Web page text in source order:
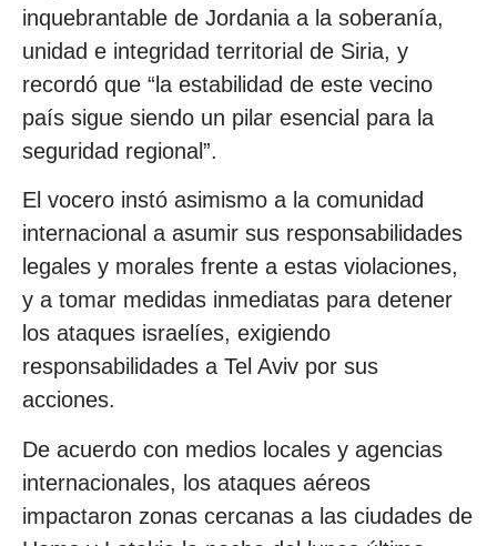
inquebrantable de Jordania a la soberanía,
unidad e integridad territorial de Siria, y
recordó que “la estabilidad de este vecino
país sigue siendo un pilar esencial para la
seguridad regional”.
El vocero instó asimismo a la comunidad
internacional a asumir sus responsabilidades
legales y morales frente a estas violaciones,
y a tomar medidas inmediatas para detener
los ataques israelíes, exigiendo
responsabilidades a Tel Aviv por sus
acciones.
De acuerdo con medios locales y agencias
internacionales, los ataques aéreos
impactaron zonas cercanas a las ciudades de